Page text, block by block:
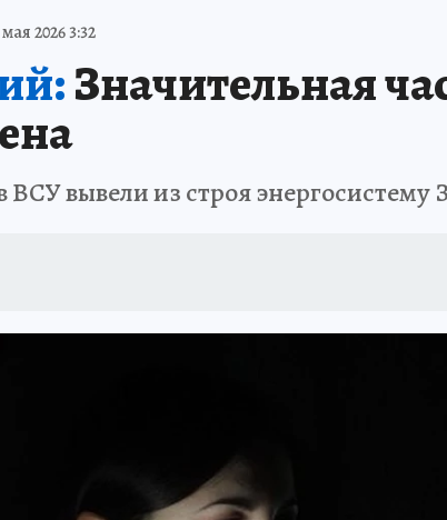
2026 3:32
Значительная
вывели из строя энергосистему